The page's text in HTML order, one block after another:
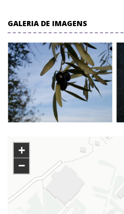
GALERIA DE IMAGENS
+
−